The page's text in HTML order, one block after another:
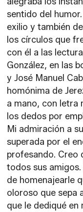
sentido del
exilio y también
los círculos que
con él a las
González, en las
y José Manuel
homónima de
a mano, con letra
los dedos por
Mi admiración a
superada por el
profesando. Creo
todos sus
de homenajearle
oloroso que sepa
que le dediqué